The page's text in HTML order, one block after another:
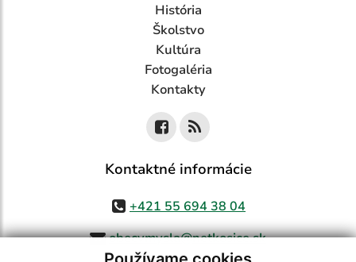
História
Školstvo
Kultúra
Fotogaléria
Kontakty
Kontaktné informácie
+421 55 694 38 04
obecvmysla@netkosice.sk